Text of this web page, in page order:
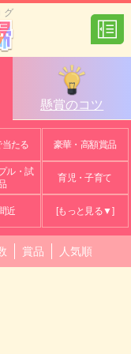
グ
懸賞のコツ
たる 豪華・高額賞品
ル・試
育児・子育て
近 [もっと見る▼]
賞品 人気順